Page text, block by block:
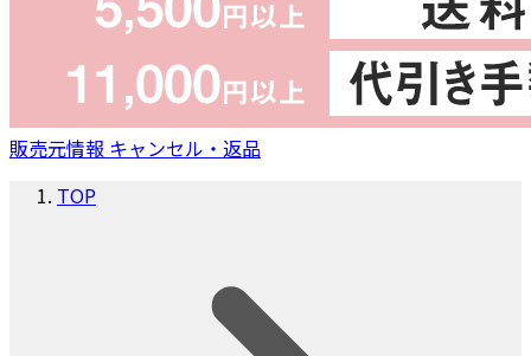
販売元情報 キャンセル・返品
TOP